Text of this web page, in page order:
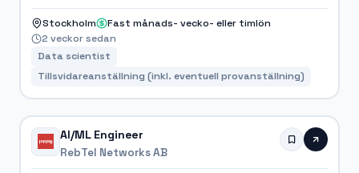
Stockholm
Fast månads- vecko- eller timlön
2 veckor sedan
Data scientist
Tillsvidareanställning (inkl. eventuell provanställning)
AI/ML Engineer
RebTel Networks AB